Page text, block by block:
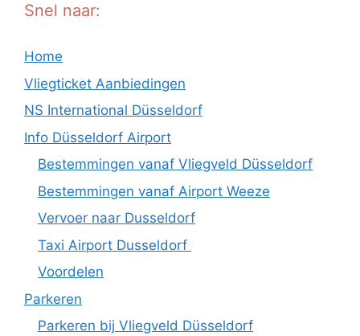
Snel naar:
Home
Vliegticket Aanbiedingen
NS International Düsseldorf
Info Düsseldorf Airport
Bestemmingen vanaf Vliegveld Düsseldorf
Bestemmingen vanaf Airport Weeze
Vervoer naar Dusseldorf
Taxi Airport Dusseldorf
Voordelen
Parkeren
Parkeren bij Vliegveld Düsseldorf